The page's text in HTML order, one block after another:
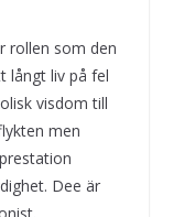
rollen som den
långt liv på fel
visdom till
men
Dee är